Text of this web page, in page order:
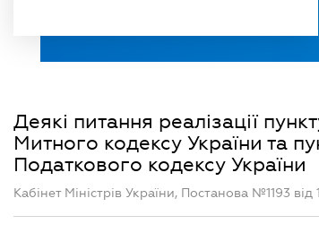
Деякі питання реалізації
Митного кодексу України та
Податкового кодексу України
Кабінет Міністрів України, Постанова №1193 від